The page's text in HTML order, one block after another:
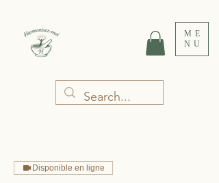
ME
NU
Disponible en ligne